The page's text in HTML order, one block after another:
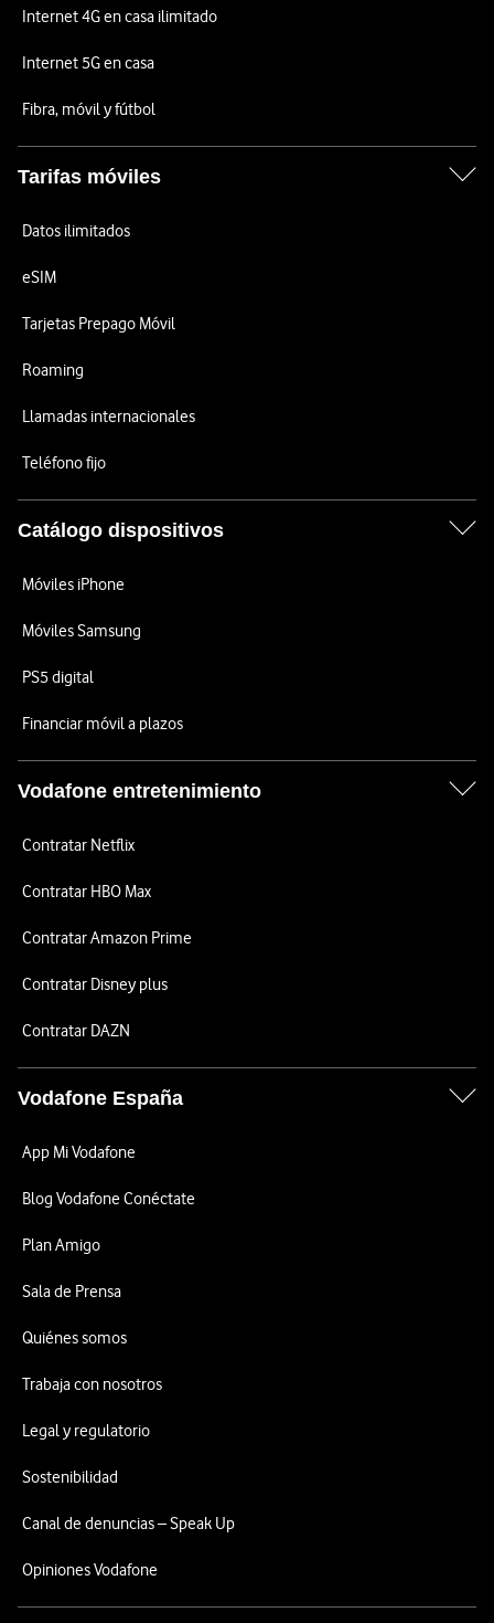
Internet 4G en casa ilimitado
Internet 5G en casa
Fibra, móvil y fútbol
Tarifas móviles
Datos ilimitados
eSIM
Tarjetas Prepago Móvil
Roaming
Llamadas internacionales
Teléfono fijo
Catálogo dispositivos
Móviles iPhone
Móviles Samsung
PS5 digital
Financiar móvil a plazos
Vodafone entretenimiento
Contratar Netflix
Contratar HBO Max
Contratar Amazon Prime
Contratar Disney plus
Contratar DAZN
Vodafone España
App Mi Vodafone
Blog Vodafone Conéctate
Plan Amigo
Sala de Prensa
Quiénes somos
Trabaja con nosotros
Legal y regulatorio
Sostenibilidad
Canal de denuncias – Speak Up
Opiniones Vodafone